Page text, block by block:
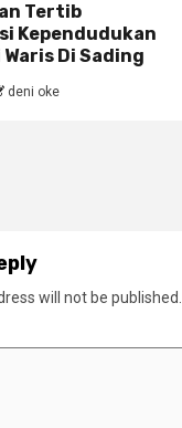
Tertib
Kependudukan
Waris Di Sading
deni oke
will not be published.